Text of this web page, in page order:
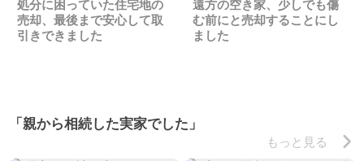
処分に困っていた住宅地の
売却、最後まで安心して取
引きできました
遠方の空き家、少しでも傷
む前にと売却することにし
ました
「親から相続した実家でした」
もっと見る